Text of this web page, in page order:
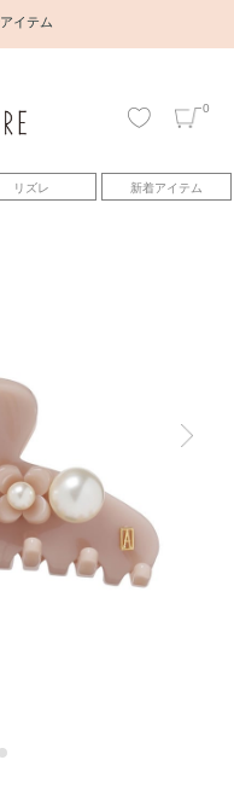
イテム
0
リズレ 新着アイテム